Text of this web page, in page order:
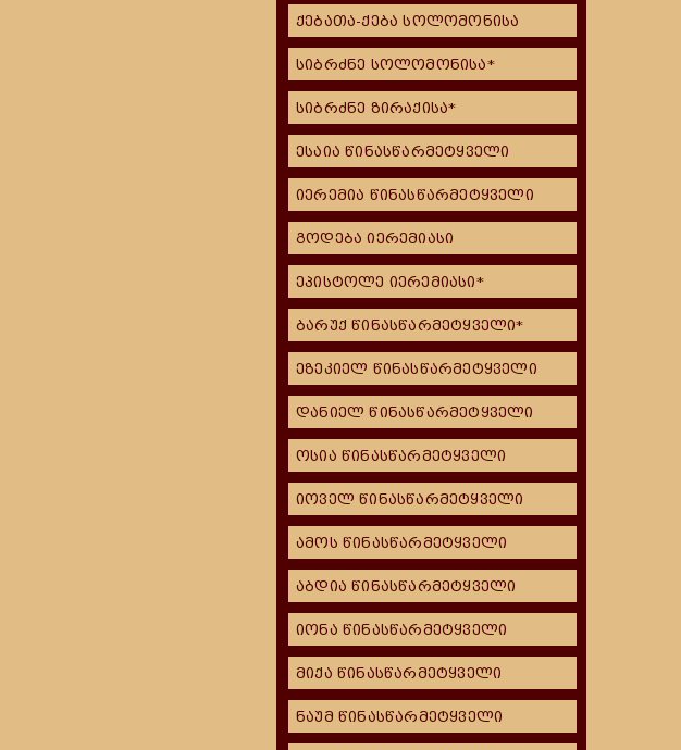
ქებათა-ქება სოლომონისა
სიბრძნე სოლომონისა*
სიბრძნე ზირაქისა*
ესაია წინასწარმეტყველი
იერემია წინასწარმეტყველი
გოდება იერემიასი
ეპისტოლე იერემიასი*
ბარუქ წინასწარმეტყველი*
ეზეკიელ წინასწარმეტყველი
დანიელ წინასწარმეტყველი
ოსია წინასწარმეტყველი
იოველ წინასწარმეტყველი
ამოს წინასწარმეტყველი
აბდია წინასწარმეტყველი
იონა წინასწარმეტყველი
მიქა წინასწარმეტყველი
ნაუმ წინასწარმეტყველი